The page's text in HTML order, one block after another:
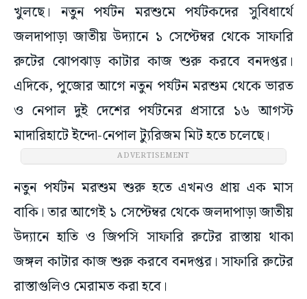
খুলছে। নতুন পর্যটন মরশুমে পর্যটকদের সুবিধার্থে
জলদাপাড়া জাতীয় উদ্যানে ১ সেপ্টেম্বর থেকে সাফারি
রুটের ঝোপঝাড় কাটার কাজ শুরু করবে বনদপ্তর।
এদিকে, পুজোর আগে নতুন পর্যটন মরশুম থেকে ভারত
ও নেপাল দুই দেশের পর্যটনের প্রসারে ১৬ আগস্ট
মাদারিহাটে ইন্দো-নেপাল ট্যুরিজম মিট হতে চলেছে।
ADVERTISEMENT
নতুন পর্যটন মরশুম শুরু হতে এখনও প্রায় এক মাস
বাকি। তার আগেই ১ সেপ্টেম্বর থেকে জলদাপাড়া জাতীয়
উদ্যানে হাতি ও জিপসি সাফারি রুটের রাস্তায় থাকা
জঙ্গল কাটার কাজ শুরু করবে বনদপ্তর। সাফারি রুটের
রাস্তাগুলিও মেরামত করা হবে।